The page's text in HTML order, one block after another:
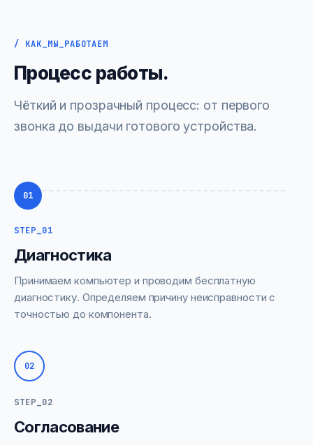
/ КАК_МЫ_РАБОТАЕМ
Процесс работы.
Чёткий и прозрачный процесс: от первого
звонка до выдачи готового устройства.
01
STEP_01
Диагностика
Принимаем компьютер и проводим бесплатную
диагностику. Определяем причину неисправности с
точностью до компонента.
02
STEP_02
Согласование